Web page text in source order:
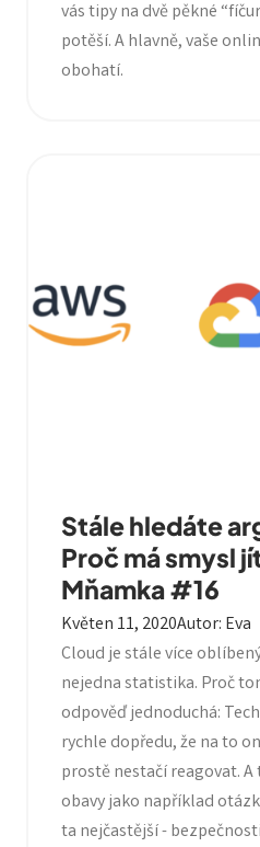
vás tipy na dvě pěkné
potěší. A hlavně, vaše
obohatí.
Stále hledáte
Proč má smysl
Mňamka #16
Květen 11, 2020Autor: Eva
Cloud je stále více
nejedna statistika. Proč
odpověď jednoduchá:
rychle dopředu, že na to
prostě nestačí reagovat.
obavy jako například
ta nejčastější -